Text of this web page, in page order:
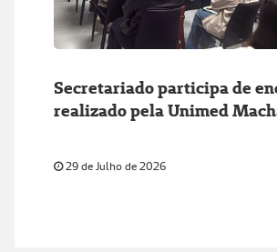
Secretariado participa de
realizado pela Unimed
29 de Julho de 2026